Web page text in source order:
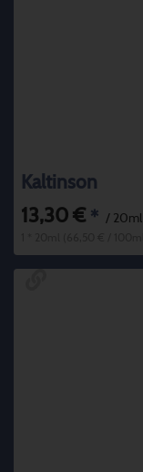
Kaltinson
13,30 € * / 20ml